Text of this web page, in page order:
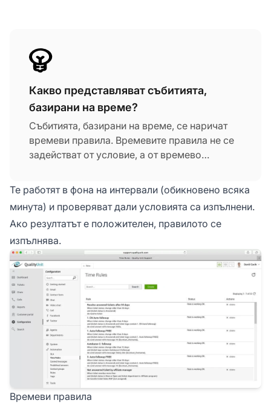
Какво представляват събитията,
базирани на време?
Събитията, базирани на време, се наричат
времеви правила. Времевите правила не се
задействат от условие, а от времево
Те работят в фона на интервали (обикновено всяка
минута) и проверяват дали условията са изпълнени.
Ако резултатът е положителен, правилото се
изпълнява.
Времеви правила